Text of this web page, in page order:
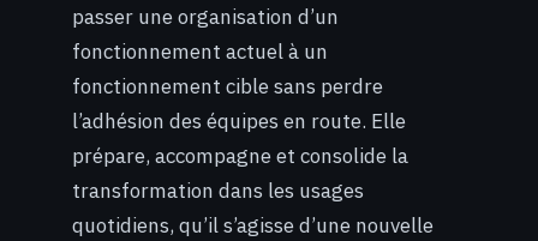
passer une organisation d’un
fonctionnement actuel à un
fonctionnement cible sans perdre
l’adhésion des équipes en route. Elle
prépare, accompagne et consolide la
transformation dans les usages
quotidiens, qu’il s’agisse d’une nouvelle